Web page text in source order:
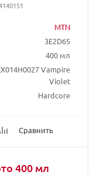
MTN
3E2D65
400 мл
Vampire
Violet
Hardcore
Сравнить
400 мл